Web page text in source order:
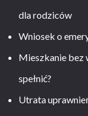
dla rodziców
Wniosek o
Mieszkanie bez
spełnić?
Utrata